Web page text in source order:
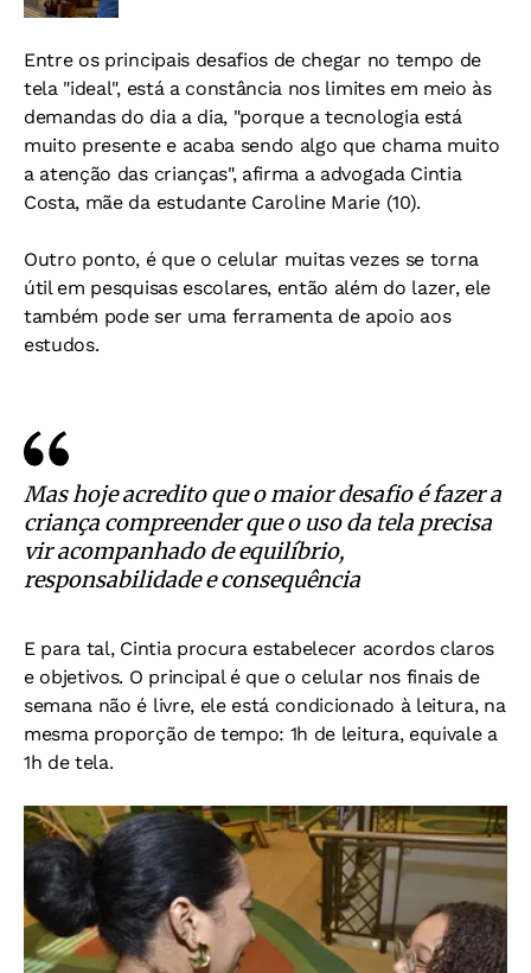
Entre os principais desafios de chegar no tempo de
tela "ideal", está a constância nos limites em meio às
demandas do dia a dia, "porque a tecnologia está
muito presente e acaba sendo algo que chama muito
a atenção das crianças", afirma a advogada Cintia
Costa, mãe da estudante Caroline Marie (10).
Outro ponto, é que o celular muitas vezes se torna
útil em pesquisas escolares, então além do lazer, ele
também pode ser uma ferramenta de apoio aos
estudos.
Mas hoje acredito que o maior desafio é fazer a
criança compreender que o uso da tela precisa
vir acompanhado de equilíbrio,
responsabilidade e consequência
E para tal, Cintia procura estabelecer acordos claros
e objetivos. O principal é que o celular nos finais de
semana não é livre, ele está condicionado à leitura, na
mesma proporção de tempo: 1h de leitura, equivale a
1h de tela.